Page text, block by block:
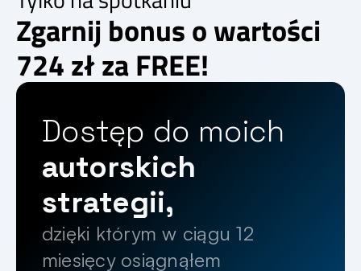
Zgarnij bonus o wartości
724 zł za FREE!
Dostęp do moich
autorskich
strategii,
dzięki którym w ciągu 12